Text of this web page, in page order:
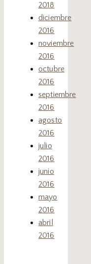
2018
diciembre
2016
noviembre
2016
octubre
2016
septiembre
2016
agosto
2016
julio
2016
junio
2016
mayo
2016
abril
2016